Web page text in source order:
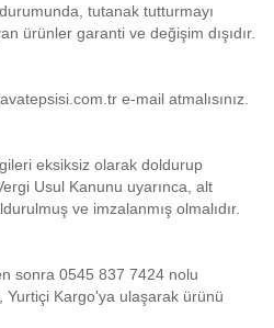
tutanak tutturmayı
ürünler garanti ve değişim dışıdır.
e-mail atmalısınız.
eksiksiz olarak doldurup
Usul Kanunu uyarınca, alt
ve imzalanmış olmalıdır.
sonra 0545 837 7424 nolu
Kargo'ya ulaşarak ürünü